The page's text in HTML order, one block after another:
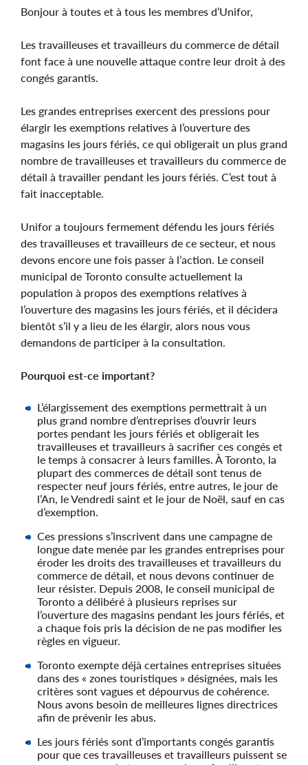
Bonjour à toutes et à tous les membres d’Unifor,
Les travailleuses et travailleurs du commerce de détail
font face à une nouvelle attaque contre leur droit à des
congés garantis.
Les grandes entreprises exercent des pressions pour
élargir les exemptions relatives à l’ouverture des
magasins les jours fériés, ce qui obligerait un plus grand
nombre de travailleuses et travailleurs du commerce de
détail à travailler pendant les jours fériés. C’est tout à
fait inacceptable.
Unifor a toujours fermement défendu les jours fériés
des travailleuses et travailleurs de ce secteur, et nous
devons encore une fois passer à l’action. Le conseil
municipal de Toronto consulte actuellement la
population à propos des exemptions relatives à
l’ouverture des magasins les jours fériés, et il décidera
bientôt s’il y a lieu de les élargir, alors nous vous
demandons de participer à la consultation.
Pourquoi est-ce important?
L’élargissement des exemptions permettrait à un
plus grand nombre d’entreprises d’ouvrir leurs
portes pendant les jours fériés et obligerait les
travailleuses et travailleurs à sacrifier ces congés et
le temps à consacrer à leurs familles. À Toronto, la
plupart des commerces de détail sont tenus de
respecter neuf jours fériés, entre autres, le jour de
l’An, le Vendredi saint et le jour de Noël, sauf en cas
d’exemption.
Ces pressions s’inscrivent dans une campagne de
longue date menée par les grandes entreprises pour
éroder les droits des travailleuses et travailleurs du
commerce de détail, et nous devons continuer de
leur résister. Depuis 2008, le conseil municipal de
Toronto a délibéré à plusieurs reprises sur
l’ouverture des magasins pendant les jours fériés, et
a chaque fois pris la décision de ne pas modifier les
règles en vigueur.
Toronto exempte déjà certaines entreprises situées
dans des « zones touristiques » désignées, mais les
critères sont vagues et dépourvus de cohérence.
Nous avons besoin de meilleures lignes directrices
afin de prévenir les abus.
Les jours fériés sont d’importants congés garantis
pour que ces travailleuses et travailleurs puissent se